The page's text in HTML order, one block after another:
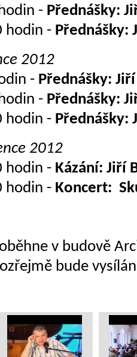
- Přednášky:
hodin - Přednášky:
2012
- Přednášky:
- Přednášky:
hodin - Přednášky:
2012
hodin - Kázání: Jiří
hodin - Koncert:
v budově
bude